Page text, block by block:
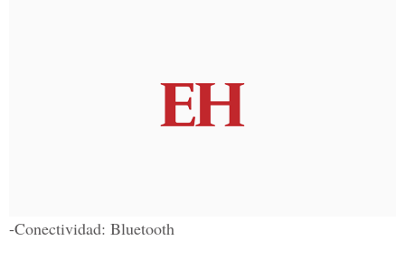
-Conectividad: Bluetooth